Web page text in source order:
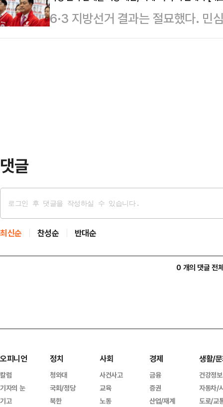
고 평의원으로 돌아가고자 한다"며
다하지 못한 점에 대해 송구스럽게
6·3 지방선거 결과는 절묘했다. 민
폰을 쥐여주면서도, 서울시장 자리
댓글
최신순 찬성순 반대순
0 개의 댓글 전
오피니언
칼럼
기자의 눈
기고
정치
청와대
국회/정당
북한
사회
사건사고
교육
노동
경제
금융
증권
산업/재계
생활/
건강정보
자동차/
도로/교